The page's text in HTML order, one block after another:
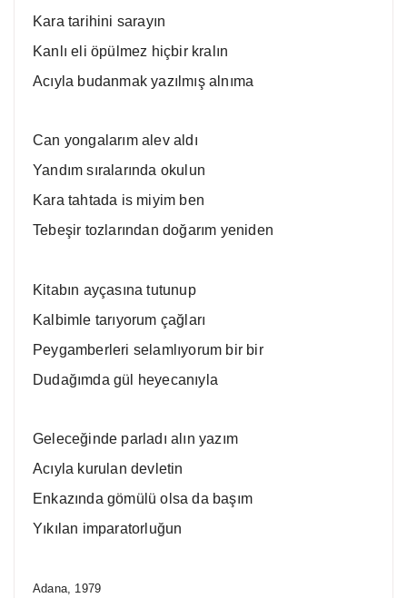
Kara tarihini sarayın
Kanlı eli öpülmez hiçbir kralın
Acıyla budanmak yazılmış alnıma
Can yongalarım alev aldı
Yandım sıralarında okulun
Kara tahtada is miyim ben
Tebeşir tozlarından doğarım yeniden
Kitabın ayçasına tutunup
Kalbimle tarıyorum çağları
Peygamberleri selamlıyorum bir bir
Dudağımda gül heyecanıyla
Geleceğinde parladı alın yazım
Acıyla kurulan devletin
Enkazında gömülü olsa da başım
Yıkılan imparatorluğun
Adana, 1979